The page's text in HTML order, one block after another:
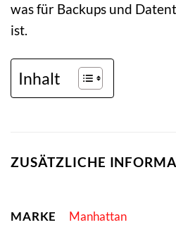
was für Backups und
ist.
Inhalt
ZUSÄTZLICHE
MARKE Manhattan